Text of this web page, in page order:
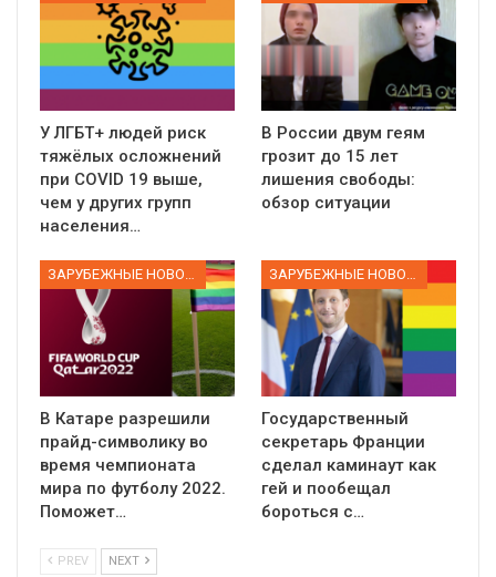
У ЛГБТ+ людей риск
тяжёлых осложнений
при COVID 19 выше,
чем у других групп
населения…
В России двум геям
грозит до 15 лет
лишения свободы:
обзор ситуации
ЗАРУБЕЖНЫЕ НОВОСТИ
В Катаре разрешили
прайд-символику во
время чемпионата
мира по футболу 2022.
Поможет…
ЗАРУБЕЖНЫЕ НОВОСТИ
Государственный
секретарь Франции
сделал каминаут как
гей и пообещал
бороться с…
PREV NEXT